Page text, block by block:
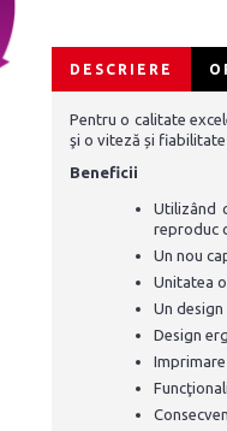
DESCRIERE
Pentru o calitate
şi o viteză și
Beneficii
Utilizând
reproduc
Un nou
Unitatea
Un
Design